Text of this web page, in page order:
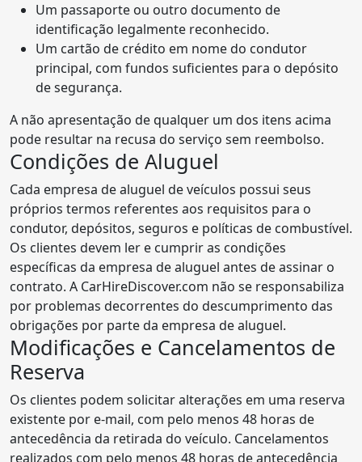
Um passaporte ou outro documento de
identificação legalmente reconhecido.
Um cartão de crédito em nome do condutor
principal, com fundos suficientes para o depósito
de segurança.
A não apresentação de qualquer um dos itens acima
pode resultar na recusa do serviço sem reembolso.
Condições de Aluguel
Cada empresa de aluguel de veículos possui seus
próprios termos referentes aos requisitos para o
condutor, depósitos, seguros e políticas de combustível.
Os clientes devem ler e cumprir as condições
específicas da empresa de aluguel antes de assinar o
contrato. A CarHireDiscover.com não se responsabiliza
por problemas decorrentes do descumprimento das
obrigações por parte da empresa de aluguel.
Modificações e Cancelamentos de
Reserva
Os clientes podem solicitar alterações em uma reserva
existente por e-mail, com pelo menos 48 horas de
antecedência da retirada do veículo. Cancelamentos
realizados com pelo menos 48 horas de antecedência